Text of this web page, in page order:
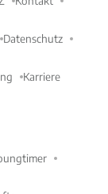
Datenschutz
Karriere